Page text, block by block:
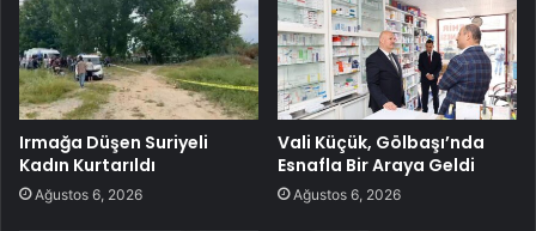
Irmağa Düşen Suriyeli
Kadın Kurtarıldı
Ağustos 6, 2026
Vali Küçük, Gölbaşı’nda
Esnafla Bir Araya Geldi
Ağustos 6, 2026